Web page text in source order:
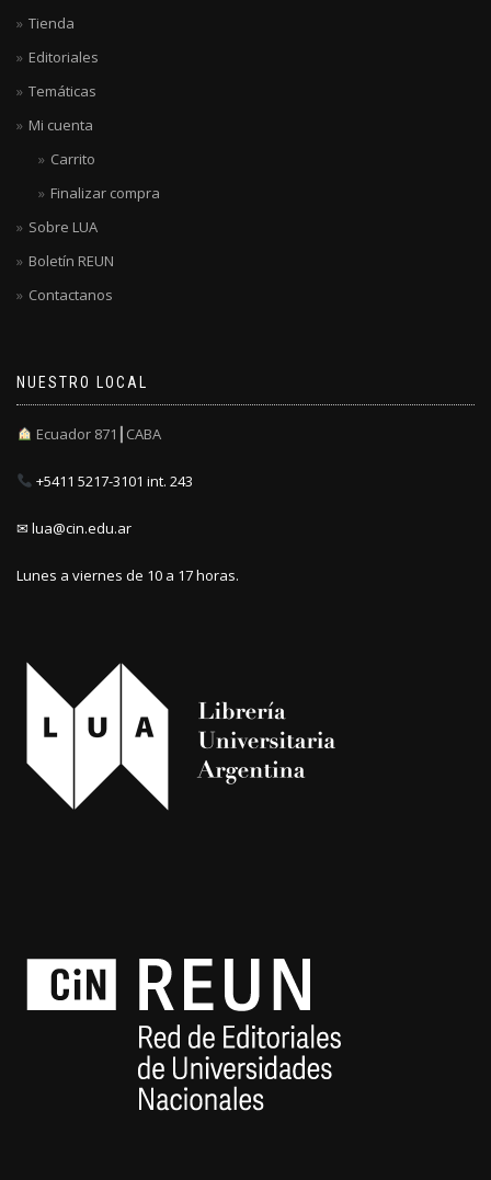
Tienda
Editoriales
Temáticas
Mi cuenta
Carrito
Finalizar compra
Sobre LUA
Boletín REUN
Contactanos
NUESTRO LOCAL
Ecuador 871┃CABA
+5411 5217-3101 int. 243
✉ lua@cin.edu.ar
Lunes a viernes de 10 a 17 horas.